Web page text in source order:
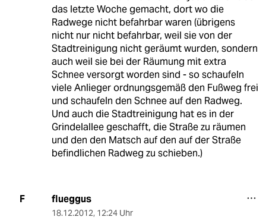
das letzte Woche gemacht, dort wo die
Radwege nicht befahrbar waren (übrigens
nicht nur nicht befahrbar, weil sie von der
Stadtreinigung nicht geräumt wurden, sondern
auch weil sie bei der Räumung mit extra
Schnee versorgt worden sind - so schaufeln
viele Anlieger ordnungsgemäß den Fußweg frei
und schaufeln den Schnee auf den Radweg.
Und auch die Stadtreinigung hat es in der
Grindelallee geschafft, die Straße zu räumen
und den den Matsch auf den auf der Straße
befindlichen Radweg zu schieben.)
F flueggus
18.12.2012, 12:24 Uhr